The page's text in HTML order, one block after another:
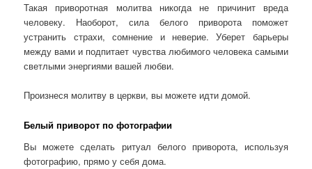
Такая приворотная молитва никогда не причинит вреда
человеку. Наоборот, сила белого приворота поможет
устранить страхи, сомнение и неверие. Уберет барьеры
между вами и подпитает чувства любимого человека самыми
светлыми энергиями вашей любви.
Произнеся молитву в церкви, вы можете идти домой.
Белый приворот по фотографии
Вы можете сделать ритуал белого приворота, используя
фотографию, прямо у себя дома.